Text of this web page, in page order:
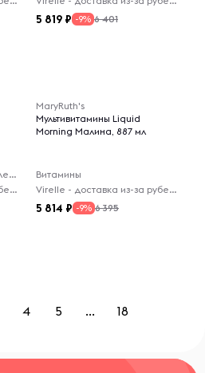
5 819 -9% 6 401
Предтренировочные комплексы
Virelle - доставка из-за рубежа
MaryRuth's
Мультивитамины Liquid
Morning Малина, 887 мл
Витамины
Virelle - доставка из-за рубежа
5 814 -9% 6 395
4 5 ... 18